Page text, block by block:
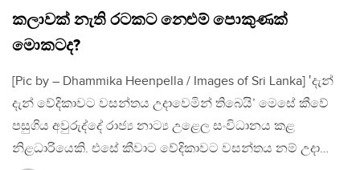
කලාවක් නැති රටකට නෙළුම් පොකුණක්
මොකටද?
[Pic by – Dhammika Heenpella / Images of Sri Lanka] ‛දැන්
දැන් වේදිකාවට වසන්තය උදාවෙමින් තිබෙයි’ මෙසේ කීවේ
පසුගිය අවුරුද්දේ රාජ්‍ය නාට්‍ය උළෙල සංවිධානය කළ
නිළධාරියෙකි. එසේ කීවාට වේදිකාවට වසන්තය නම් උදා…